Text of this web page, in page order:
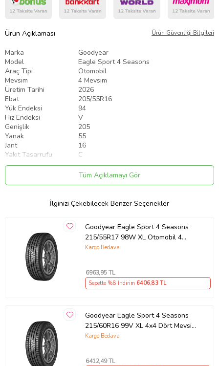
Ürün Açıklaması Ürün Güvenliği Bilgileri
Marka
Goodyear
Model
Eagle Sport 4 Seasons
Araç Tipi
Otomobil
Mevsim
4 Mevsim
Üretim Tarihi
2026
Ebat
205/55R16
Yük Endeksi
94
Hız Endeksi
V
Genişlik
205
Yanak
55
Jant
16
Yakıt Tasarrufu
C
Islak Zeminde FrenlemeB
71
ÖNEMLİ BİLGİLER:
✓ Ürün görselleri temsilidir; Ürün başlığında ne yazıyor ise o size
gelmektedir.
Stoklar sınırlı, kaçırmayın! 🔥🚗
Ürün Kodu:kcm26725795
Tüm Açıklamayı Gör
İlginizi Çekebilecek Benzer Seçenekler
Goodyear Eagle Sport 4 Seasons
215/55R17 98W XL Otomobil 4
Mevsim Lastiği (Üretim Yılı: 2026)
Kargo Bedava
6963,95 TL
Sepette %8 İndirim 6406,83 TL
Goodyear Eagle Sport 4 Seasons
215/60R16 99V XL 4x4 Dört Mevsim
Lastiği (Üretim Yılı: 2025)
Kargo Bedava
6412,49 TL